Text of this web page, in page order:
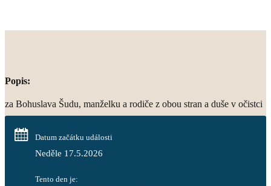
Popis:
za Bohuslava Šudu, manželku a rodiče z obou stran a duše v očistci
Datum začátku události
Neděle 17.5.2026
Tento den je: